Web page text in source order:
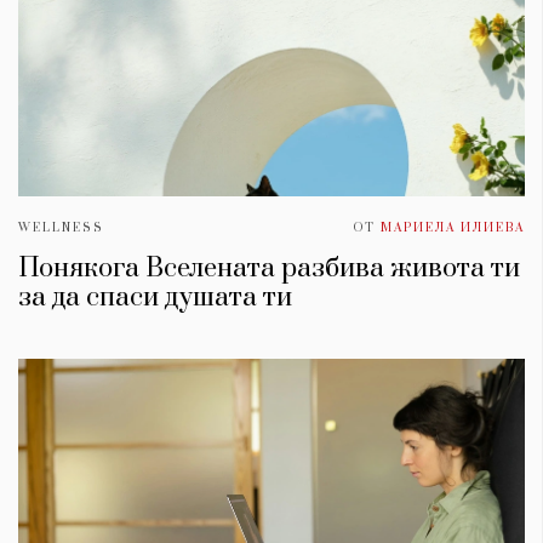
WELLNESS ОТ МАРИЕЛА ИЛИЕВА
Понякога Вселената разбива живота ти
за да спаси душата ти